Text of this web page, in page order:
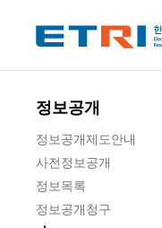
정보공개
정보공개제도안내
사전정보공개
정보목록
정보공개청구